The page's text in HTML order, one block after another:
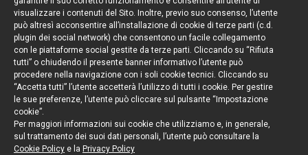
Resta aggiornato
Cookie policy
Informativa privacy
Note legali
Credits
visualizzare i contenuti del Sito. Inoltre, previo suo consenso, l’utente
può altresì acconsentire all’installazione di cookie di terze parti (c.d.
plugin dei social network) che consentono un facile collegamento
con le piattaforme social gestite da terze parti. Cliccando su “Rifiuta
tutti” o chiudendo il presente banner informativo l’utente può
procedere nella navigazione con i soli cookie tecnici. Cliccando su
“Accetta tutti” l’utente accetterà l’utilizzo di tutti i cookie. Per gestire
le sue preferenze, l’utente può cliccare sul pulsante “Impostazione
cookie”.
Per maggiori informazioni sui cookie che utilizziamo e, in generale,
sul trattamento dei suoi dati personali, l’utente può consultare la
Cookie Policy e la Privacy Policy